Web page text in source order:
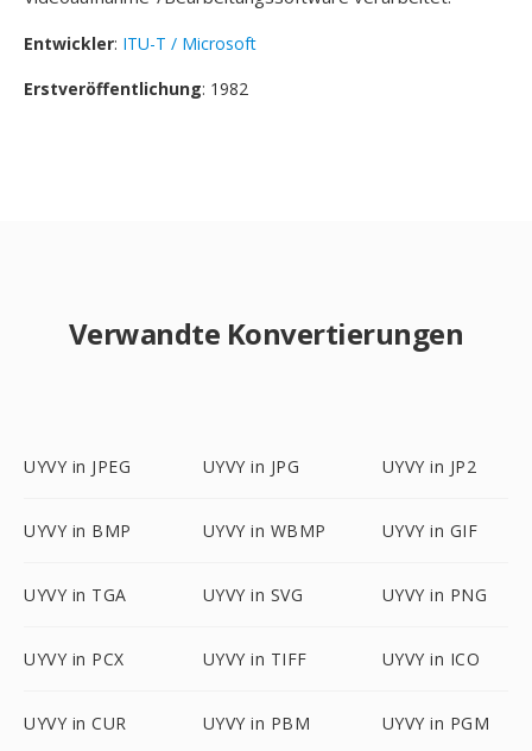
Entwickler: ITU-T / Microsoft
Erstveröffentlichung: 1982
Verwandte Konvertierungen
UYVY in JPEG UYVY in JPG UYVY in JP2
UYVY in BMP UYVY in WBMP UYVY in GIF
UYVY in TGA UYVY in SVG UYVY in PNG
UYVY in PCX UYVY in TIFF UYVY in ICO
UYVY in CUR UYVY in PBM UYVY in PGM